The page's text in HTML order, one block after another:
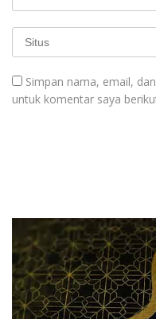
Simpan nama, email,
untuk komentar saya